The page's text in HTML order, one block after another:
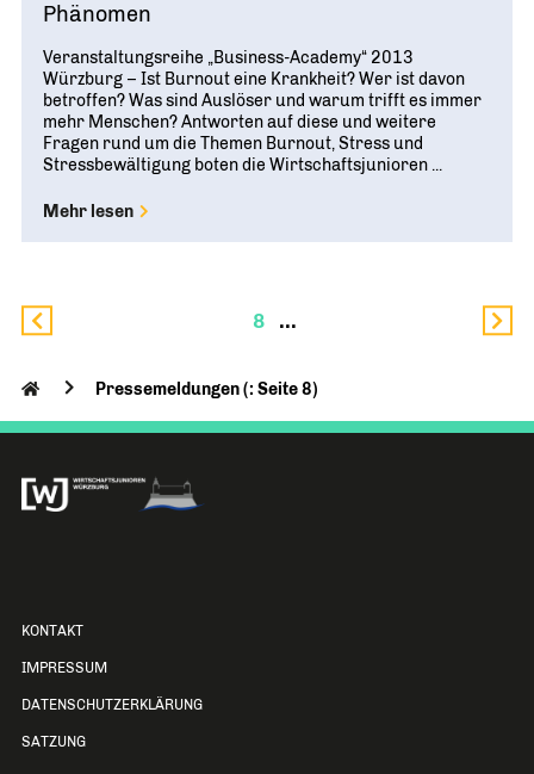
Phänomen
Veranstaltungsreihe „Business-Academy“ 2013
Würzburg – Ist Burnout eine Krankheit? Wer ist davon
betroffen? Was sind Auslöser und warum trifft es immer
mehr Menschen? Antworten auf diese und weitere
Fragen rund um die Themen Burnout, Stress und
Stressbewältigung boten die Wirtschaftsjunioren ...
Mehr lesen
8
Pressemeldungen (: Seite 8)
KONTAKT
IMPRESSUM
DATENSCHUTZERKLÄRUNG
SATZUNG